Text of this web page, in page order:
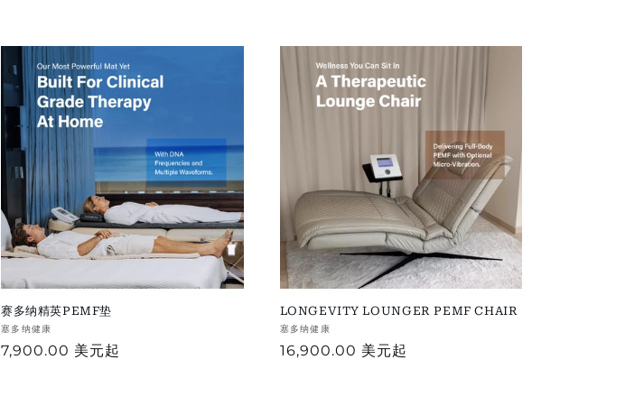
赛多纳精英PEMF垫
供
应
塞多纳健康
正
7,900.00 美元起
LONGEVITY LOUNGER PEMF CHAIR
供
应
塞多纳健康
常
16,900.00 美元起